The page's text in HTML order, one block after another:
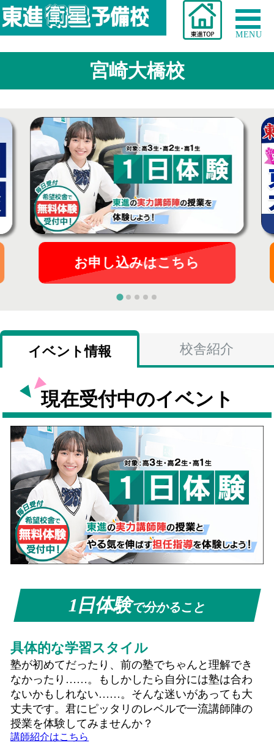
MENU
宮崎大橋校
お申し込みはこちら
イベント情報 校舎紹介
現在受付中のイベント
1日体験で分かること
具体的な学習スタイル
塾が初めてだったり、前の塾でちゃんと理解でき
なかったり……。もしかしたら自分には塾は合わ
ないかもしれない……。そんな迷いがあっても大
丈夫です。君にピッタリのレベルで一流講師陣の
授業を体験してみませんか？
講師紹介はこちら